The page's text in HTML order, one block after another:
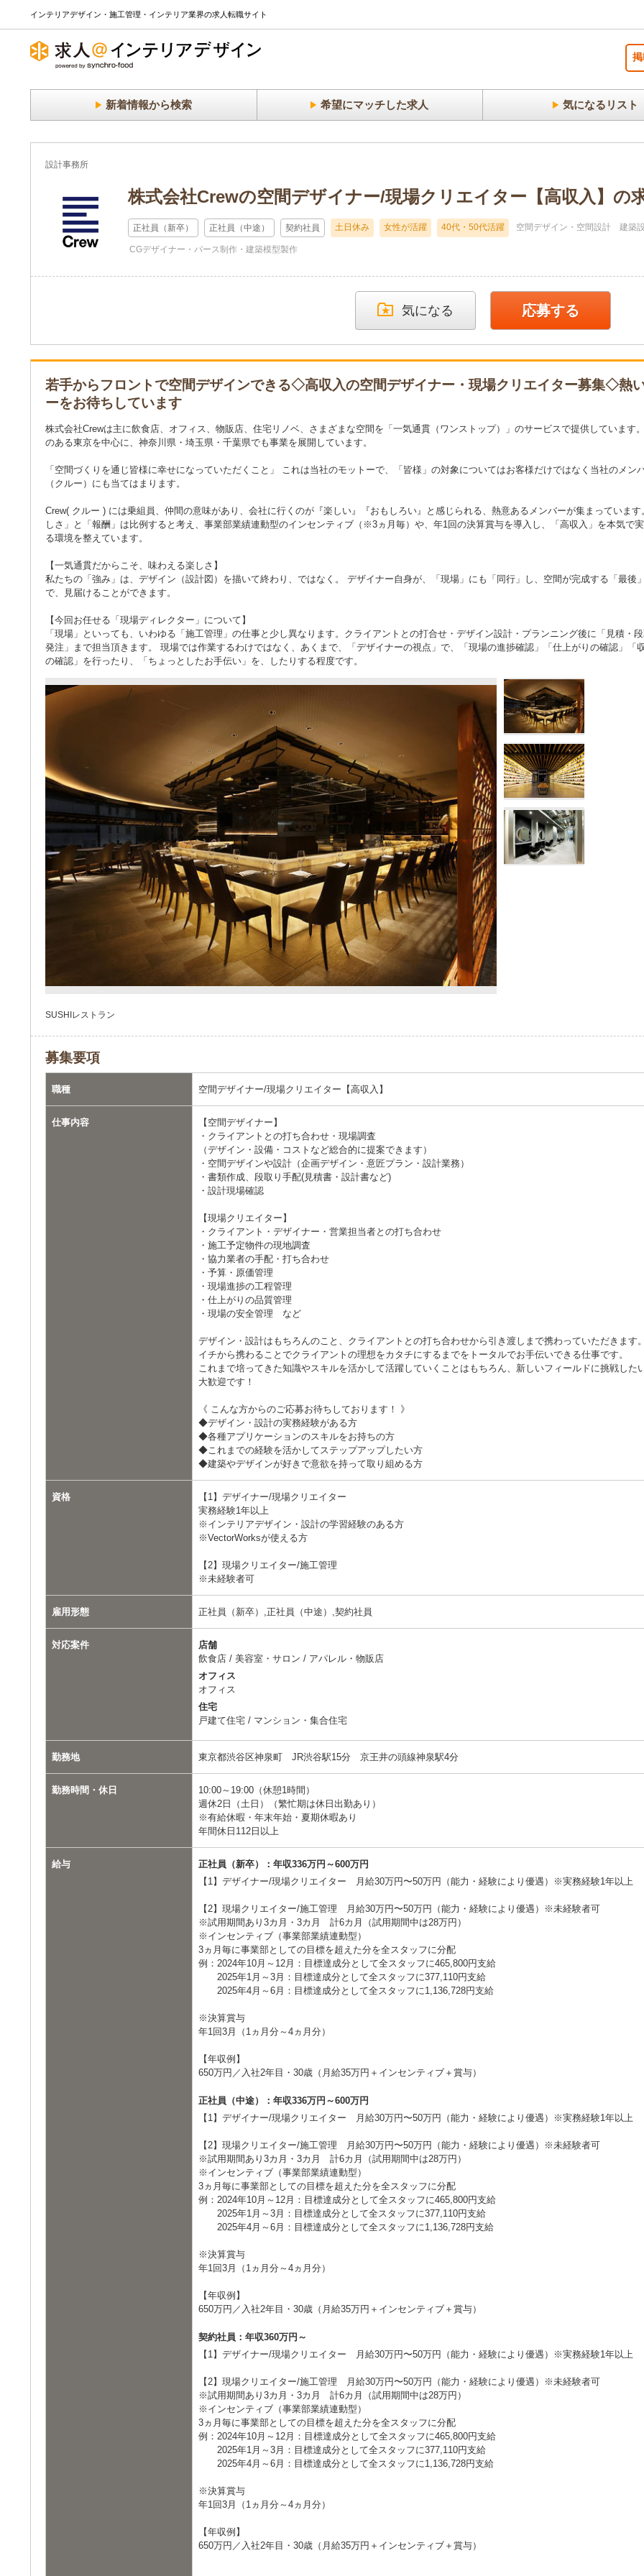
インテリアデザイン・施工管理・インテリア業界の求人転職サイト
新着情報から検索 希望にマッチした求人 気になるリスト
設計事務所
株式会社Crewの空間デザイナー/現場クリエイター【高収入】の
正社員（新卒） 正社員（中途） 契約社員 土日休み 女性が活躍 40代・50代活躍 空間デザイン・空間設計 建築
CGデザイナー・パース制作・建築模型製作
気になる 応募する
若手からフロントで空間デザインできる◇高収入の空間デザイナー・現場クリエイター募集◇熱
ーをお待ちしています
株式会社Crewは主に飲食店、オフィス、物販店、住宅リノベ、さまざまな空間を「一気通貫（ワンストップ）」のサービスで提供しています
のある東京を中心に、神奈川県・埼玉県・千葉県でも事業を展開しています。
「空間づくりを通じ皆様に幸せになっていただくこと」 これは当社のモットーで、「皆様」の対象についてはお客様だけではなく当社のメン
（クルー）にも当てはまります。
Crew( クルー ) には乗組員、仲間の意味があり、会社に行くのが『楽しい』『おもしろい』と感じられる、熱意あるメンバーが集まっています
しさ」と「報酬」は比例すると考え、事業部業績連動型のインセンティブ（※3ヵ月毎）や、年1回の決算賞与を導入し、「高収入」を本気で
る環境を整えています。
【一気通貫だからこそ、味わえる楽しさ】
私たちの「強み」は、デザイン（設計図）を描いて終わり、ではなく。 デザイナー自身が、「現場」にも「同行」し、空間が完成する「最後
で、見届けることができます。
【今回お任せる「現場ディレクター」について】
「現場」といっても、いわゆる「施工管理」の仕事と少し異なります。クライアントとの打合せ・デザイン設計・プランニング後に「見積・
発注」まで担当頂きます。 現場では作業するわけではなく、あくまで、「デザイナーの視点」で、「現場の進捗確認」「仕上がりの確認」「
の確認」を行ったり、「ちょっとしたお手伝い」を、したりする程度です。
SUSHIレストラン
募集要項
職種 空間デザイナー/現場クリエイター【高収入】
仕事内容
【空間デザイナー】
・クライアントとの打ち合わせ・現場調査
（デザイン・設備・コストなど総合的に提案できます）
・空間デザインや設計（企画デザイン・意匠プラン・設計業務）
・書類作成、段取り手配(見積書・設計書など)
・設計現場確認
【現場クリエイター】
・クライアント・デザイナー・営業担当者との打ち合わせ
・施工予定物件の現地調査
・協力業者の手配・打ち合わせ
・予算・原価管理
・現場進捗の工程管理
・仕上がりの品質管理
・現場の安全管理 など
デザイン・設計はもちろんのこと、クライアントとの打ち合わせから引き渡しまで携わっていただきます
イチから携わることでクライアントの理想をカタチにするまでをトータルでお手伝いできる仕事です。
これまで培ってきた知識やスキルを活かして活躍していくことはもちろん、新しいフィールドに挑戦した
大歓迎です！
《 こんな方からのご応募お待ちしております！ 》
◆デザイン・設計の実務経験がある方
◆各種アプリケーションのスキルをお持ちの方
◆これまでの経験を活かしてステップアップしたい方
◆建築やデザインが好きで意欲を持って取り組める方
資格
【1】デザイナー/現場クリエイター
実務経験1年以上
※インテリアデザイン・設計の学習経験のある方
※VectorWorksが使える方
【2】現場クリエイター/施工管理
※未経験者可
雇用形態 正社員（新卒）,正社員（中途）,契約社員
対応案件
店舗
飲食店 / 美容室・サロン / アパレル・物販店
オフィス
オフィス
住宅
戸建て住宅 / マンション・集合住宅
勤務地 東京都渋谷区神泉町 JR渋谷駅15分 京王井の頭線神泉駅4分
勤務時間・休日
10:00～19:00（休憩1時間）
週休2日（土日）（繁忙期は休日出勤あり）
※有給休暇・年末年始・夏期休暇あり
年間休日112日以上
給与
正社員（新卒）：年収336万円～600万円
【1】デザイナー/現場クリエイター 月給30万円〜50万円（能力・経験により優遇）※実務経験1年以上
【2】現場クリエイター/施工管理 月給30万円〜50万円（能力・経験により優遇）※未経験者可
※試用期間あり3カ月・3カ月 計6カ月（試用期間中は28万円）
※インセンティブ（事業部業績連動型）
3ヵ月毎に事業部としての目標を超えた分を全スタッフに分配
例：2024年10月～12月：目標達成分として全スタッフに465,800円支給
2025年1月～3月：目標達成分として全スタッフに377,110円支給
2025年4月～6月：目標達成分として全スタッフに1,136,728円支給
※決算賞与
年1回3月（1ヵ月分～4ヵ月分）
【年収例】
650万円／入社2年目・30歳（月給35万円＋インセンティブ＋賞与）
正社員（中途）：年収336万円～600万円
【1】デザイナー/現場クリエイター 月給30万円〜50万円（能力・経験により優遇）※実務経験1年以上
【2】現場クリエイター/施工管理 月給30万円〜50万円（能力・経験により優遇）※未経験者可
※試用期間あり3カ月・3カ月 計6カ月（試用期間中は28万円）
※インセンティブ（事業部業績連動型）
3ヵ月毎に事業部としての目標を超えた分を全スタッフに分配
例：2024年10月～12月：目標達成分として全スタッフに465,800円支給
2025年1月～3月：目標達成分として全スタッフに377,110円支給
2025年4月～6月：目標達成分として全スタッフに1,136,728円支給
※決算賞与
年1回3月（1ヵ月分～4ヵ月分）
【年収例】
650万円／入社2年目・30歳（月給35万円＋インセンティブ＋賞与）
契約社員：年収360万円～
【1】デザイナー/現場クリエイター 月給30万円〜50万円（能力・経験により優遇）※実務経験1年以上
【2】現場クリエイター/施工管理 月給30万円〜50万円（能力・経験により優遇）※未経験者可
※試用期間あり3カ月・3カ月 計6カ月（試用期間中は28万円）
※インセンティブ（事業部業績連動型）
3ヵ月毎に事業部としての目標を超えた分を全スタッフに分配
例：2024年10月～12月：目標達成分として全スタッフに465,800円支給
2025年1月～3月：目標達成分として全スタッフに377,110円支給
2025年4月～6月：目標達成分として全スタッフに1,136,728円支給
※決算賞与
年1回3月（1ヵ月分～4ヵ月分）
【年収例】
650万円／入社2年目・30歳（月給35万円＋インセンティブ＋賞与）